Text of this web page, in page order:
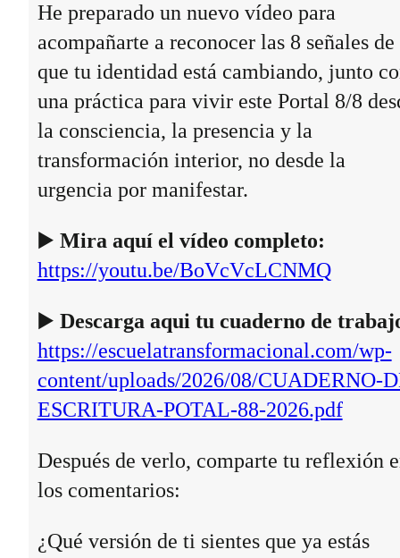
He preparado un nuevo vídeo para
acompañarte a reconocer las 8 señales de
que tu identidad está cambiando, junto
una práctica para vivir este Portal 8/8
la consciencia, la presencia y la
transformación interior, no desde la
urgencia por manifestar.
▶️ Mira aquí el vídeo completo:
https://youtu.be/BoVcVcLCNMQ
▶️ Descarga aqui tu cuaderno de
https://escuelatransformacional.com/wp-
content/uploads/2026/08/CUADERNO-
ESCRITURA-POTAL-88-2026.pdf
Después de verlo, comparte tu reflexión
los comentarios:
¿Qué versión de ti sientes que ya estás